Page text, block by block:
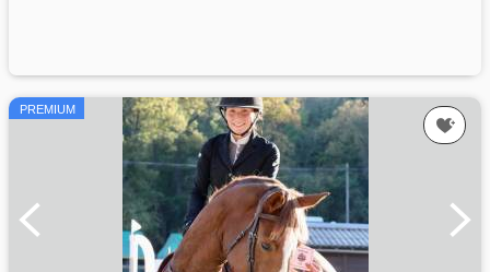
PREMIUM